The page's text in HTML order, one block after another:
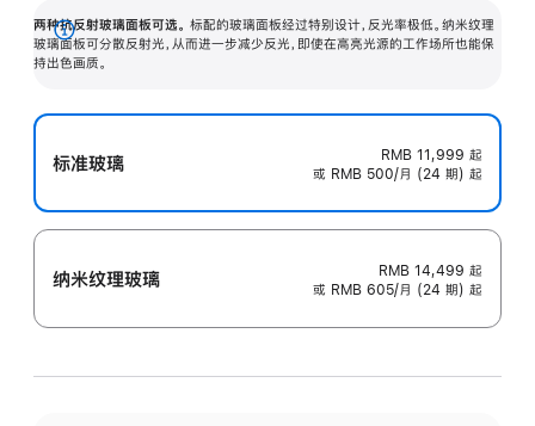
两种抗反射玻璃面板可选。 标配的玻璃面板经过特别设计，反光率极低。纳米纹理
玻璃面板可分散反射光，从而进一步减少反光，即使在高亮光源的工作场所也能保
持出色画质。
展
开
标准玻璃 RMB 11,999 起
或 RMB 500/月 (24 期) 起
纳米纹理玻璃 RMB 14,499 起
或 RMB 605/月 (24 期) 起